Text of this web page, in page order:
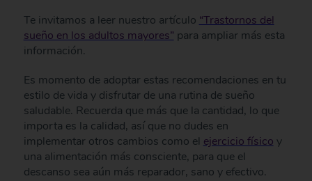
Te invitamos a leer nuestro artículo “Trastornos del
sueño en los adultos mayores” para ampliar más esta
información.
Es momento de adoptar estas recomendaciones en tu
estilo de vida y disfrutar de una rutina de sueño
saludable. Recuerda que más que la cantidad, lo que
importa es la calidad, así que no dudes en
implementar otros cambios como el ejercicio físico y
una alimentación más consciente, para que el
descanso sea aún más reparador, sano y efectivo.